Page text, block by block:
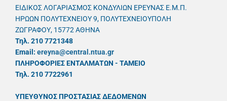
ΕΙΔΙΚΟΣ ΛΟΓΑΡΙΑΣΜΟΣ ΚΟΝΔΥΛΙΩΝ ΕΡΕΥΝΑΣ Ε.Μ.Π.
ΗΡΩΩΝ ΠΟΛΥΤΕΧΝΕΙΟΥ 9, ΠΟΛΥΤΕΧΝΕΙΟΥΠΟΛΗ
ΖΩΓΡΑΦΟΥ, 15772 ΑΘΗΝΑ
Τηλ. 210 7721348
Email: ereyna@central.ntua.gr
ΠΛΗΡΟΦΟΡΙΕΣ ΕΝΤΑΛΜΑΤΩΝ - ΤΑΜΕΙΟ
Τηλ. 210 7722961
ΥΠΕΥΘYΝΟΣ ΠΡΟΣΤΑΣΙΑΣ ΔΕΔΟΜΕΝΩΝ